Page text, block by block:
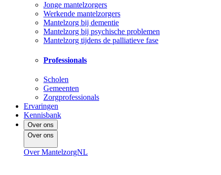
Jonge mantelzorgers
Werkende mantelzorgers
Mantelzorg bij dementie
Mantelzorg bij psychische problemen
Mantelzorg tijdens de palliatieve fase
Professionals
Scholen
Gemeenten
Zorgprofessionals
Ervaringen
Kennisbank
Over ons
Over ons
Over MantelzorgNL